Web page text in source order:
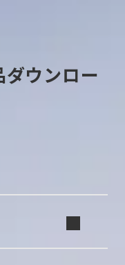
ウンロー